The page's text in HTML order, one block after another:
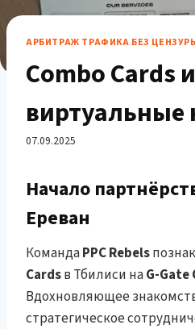
АРБИТРАЖ ТРАФИКА БЕЗ
Combo Cards
рекламы и
горизонты
(G-Gate
Тбилиси и
Ереван)
07.09.2025
Начало
Ереван
КомандаPPC Rebels
Cardsв Тбилиси наG-Gate
Вдохновляющее
стратегическое